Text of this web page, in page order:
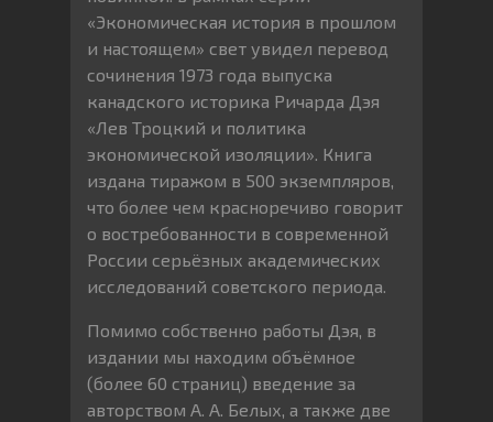
«Экономическая история в прошлом
и настоящем» свет увидел перевод
сочинения 1973 года выпуска
канадского историка Ричарда Дэя
«Лев Троцкий и политика
экономической изоляции». Книга
издана тиражом в 500 экземпляров,
что более чем красноречиво говорит
о востребованности в современной
России серьёзных академических
исследований советского периода.
Помимо собственно работы Дэя, в
издании мы находим объёмное
(более 60 страниц) введение за
авторством А. А. Белых, а также две